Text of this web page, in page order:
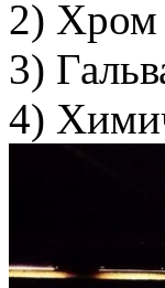
2) Хром
3)
4)